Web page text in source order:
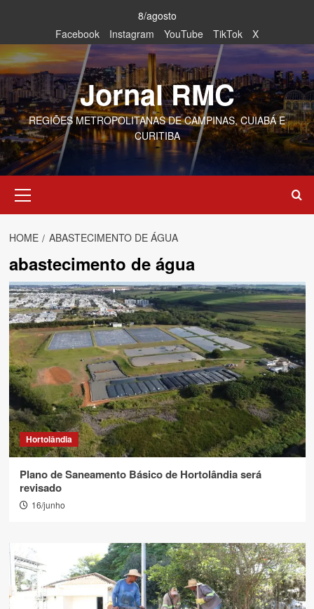
content
8/agosto
Facebook
Instagram YouTube TikTok X
Jornal RMC
REGIÕES METROPOLITANAS DE CAMPINAS, CUIABÁ E
CURITIBA
Menu
HOME ABASTECIMENTO DE ÁGUA
abastecimento de água
Hortolândia
Plano de Saneamento Básico de Hortolândia será
revisado
16/junho